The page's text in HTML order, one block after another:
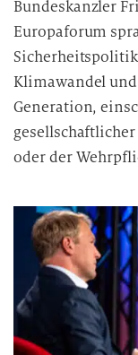
Bundeskanzler
Europaforum
Klimawandel
Generation,
oder der